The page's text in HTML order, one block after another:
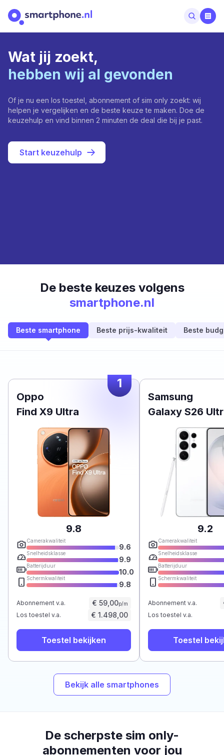
Wat jij zoekt,
hebben wij al gevonden
Of je nu een los toestel, abonnement of sim only zoekt: wij
helpen je vergelijken en de beste keuze te maken. Doe de
keuzehulp en vind binnen 2 minuten de deal die bij je past.
Start keuzehulp
De beste keuzes volgens
smartphone.nl
Beste smartphone Beste prijs-kwaliteit Beste
1
Oppo
Find X9 Ultra
9.8
Camerakwaliteit
9.6
Snelheidsklasse
9.9
Batterijduur
10.0
Schermkwaliteit
9.8
Abonnement v.a. € 59,00p/m
Los toestel v.a. € 1.498,00
Toestel bekijken
Samsung
Galaxy S26
9.2
Camerakwaliteit
Snelheidsklasse
Batterijduur
Schermkwaliteit
Abonnement v.a.
Los toestel v.a.
Toestel
Bekijk alle smartphones
De scherpste sim only-
abonnementen voor jou